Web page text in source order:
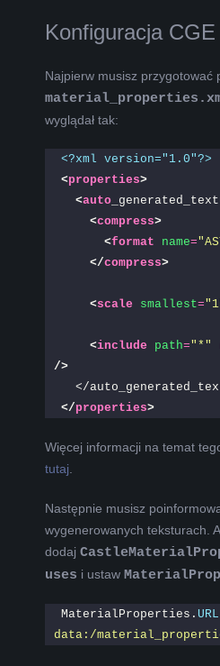
Konfiguracja CGE
Najpierw musisz przygotować
wyglądał tak:
<?xml version="1.0"?>
<properties>
<auto
<compress>
<format name=
</compress>
<scale smallest=
<include path= "*"
/>
</
</ properties>
Więcej informacji na temat
tutaj
Następnie musisz
wygenerowanych teksturach.
dodaj
uses i ustaw
MaterialProperties. URL
data:/